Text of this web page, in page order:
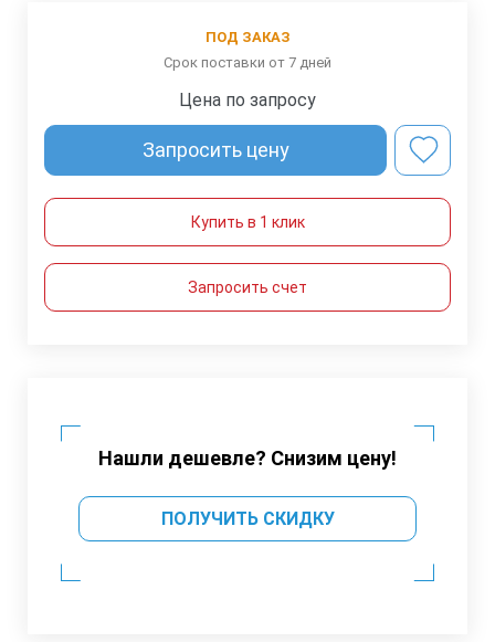
ПОД ЗАКАЗ
Срок поставки от 7 дней
Цена по запросу
Запросить цену
Купить в 1 клик
Запросить счет
Нашли дешевле? Снизим цену!
ПОЛУЧИТЬ СКИДКУ